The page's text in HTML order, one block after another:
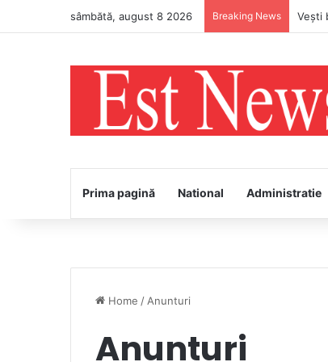
sâmbătă, august 8 2026 Breaking News
Prima pagină National Administratie
Home / Anunturi
Anunturi